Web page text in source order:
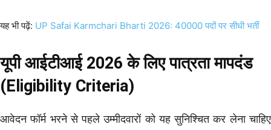
यह भी पढ़ें: UP Safai Karmchari Bharti 2026: 40000 पदों पर सीधी भर्ती
यूपी आईटीआई 2026 के लिए पात्रता मापदंड
(Eligibility Criteria)
आवेदन फॉर्म भरने से पहले उम्मीदवारों को यह सुनिश्चित कर लेना चाहिए